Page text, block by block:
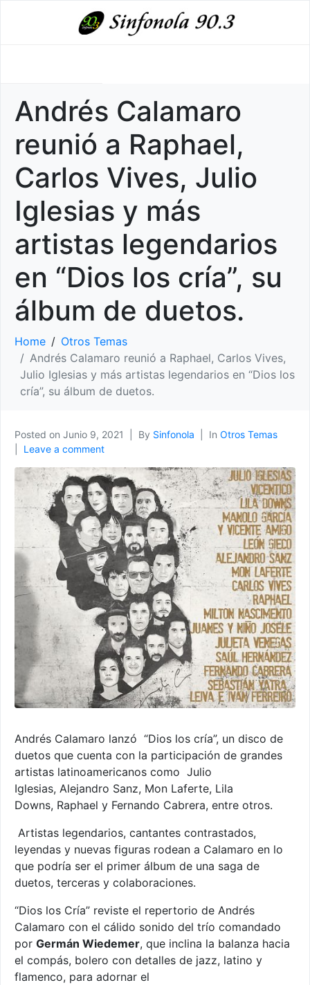
Andrés Calamaro
reunió a Raphael,
Carlos Vives, Julio
Iglesias y más
artistas legendarios
en “Dios los cría”, su
álbum de duetos.
Home
Otros Temas
Andrés Calamaro reunió a Raphael, Carlos Vives,
Julio Iglesias y más artistas legendarios en “Dios los
cría”, su álbum de duetos.
Posted on Junio 9, 2021 By Sinfonola In Otros Temas
Leave a comment
Andrés Calamaro lanzó “Dios los cría”, un disco de
duetos que cuenta con la participación de grandes
artistas latinoamericanos como Julio
Iglesias, Alejandro Sanz, Mon Laferte, Lila
Downs, Raphael y Fernando Cabrera, entre otros.
Artistas legendarios, cantantes contrastados,
leyendas y nuevas figuras rodean a Calamaro en lo
que podría ser el primer álbum de una saga de
duetos, terceras y colaboraciones.
“Dios los Cría” reviste el repertorio de Andrés
Calamaro con el cálido sonido del trío comandado
por Germán Wiedemer, que inclina la balanza hacia
el compás, bolero con detalles de jazz, latino y
flamenco, para adornar el